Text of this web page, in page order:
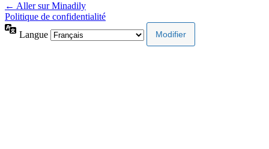
← Aller sur Minadily
Politique de confidentialité
Langue